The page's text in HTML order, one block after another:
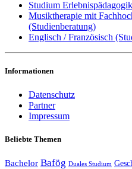
Studium
Musiktherapie mit
(Studienberatung)
Englisch / Französisch
Informationen
Datenschutz
Partner
Impressum
Beliebte Themen
Bachelor Bafög Duales Studium